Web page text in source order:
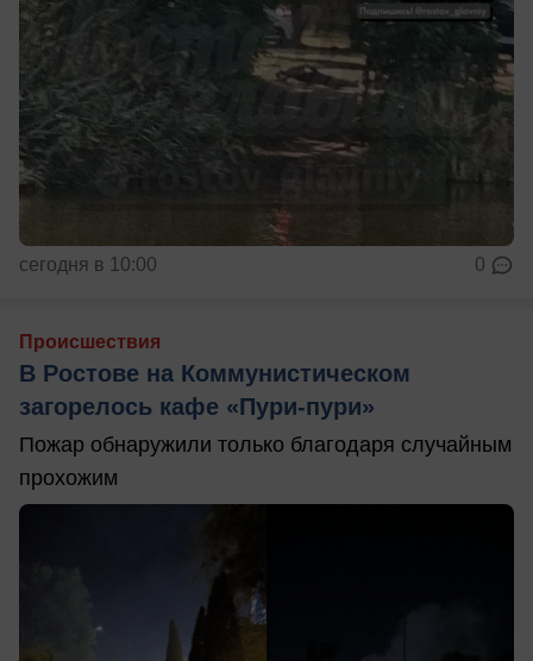
сегодня в 10:00 0
Происшествия
В Ростове на Коммунистическом
загорелось кафе «Пури-пури»
Пожар обнаружили только благодаря случайным
прохожим